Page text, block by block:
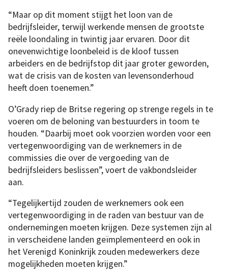
“Maar op dit moment stijgt het loon van de
bedrijfsleider, terwijl werkende mensen de grootste
reële loondaling in twintig jaar ervaren. Door dit
onevenwichtige loonbeleid is de kloof tussen
arbeiders en de bedrijfstop dit jaar groter geworden,
wat de crisis van de kosten van levensonderhoud
heeft doen toenemen.”
O’Grady riep de Britse regering op strenge regels in te
voeren om de beloning van bestuurders in toom te
houden. “Daarbij moet ook voorzien worden voor een
vertegenwoordiging van de werknemers in de
commissies die over de vergoeding van de
bedrijfsleiders beslissen”, voert de vakbondsleider
aan.
“Tegelijkertijd zouden de werknemers ook een
vertegenwoordiging in de raden van bestuur van de
ondernemingen moeten krijgen. Deze systemen zijn al
in verscheidene landen geïmplementeerd en ook in
het Verenigd Koninkrijk zouden medewerkers deze
mogelijkheden moeten krijgen.”